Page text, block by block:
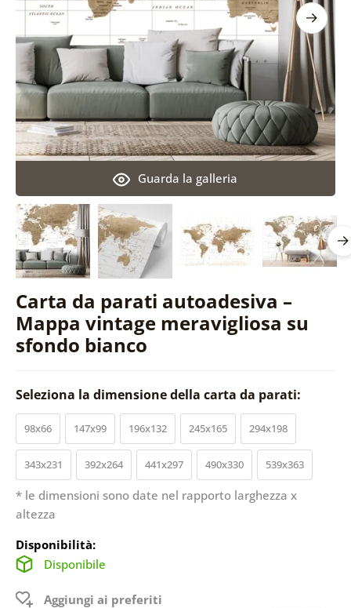
Carta da parati autoadesiva –
Mappa vintage meravigliosa su
sfondo bianco
Guarda la galleria
Seleziona la dimensione della carta da parati:
98x66 147x99 196x132 245x165 294x198
343x231 392x264 441x297 490x330 539x363
* le dimensioni sono date nel rapporto larghezza x
altezza
Disponibilità:
Disponibile
Aggiungi ai preferiti